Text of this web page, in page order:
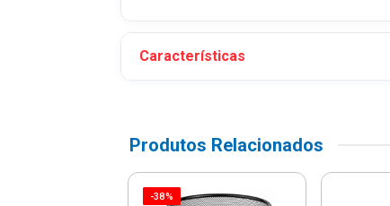
Características
Produtos Relacionados
-38%